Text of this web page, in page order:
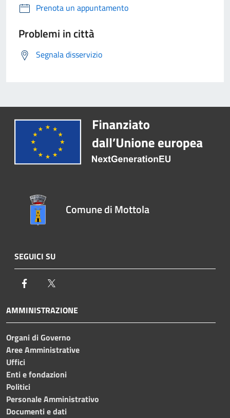
Prenota un appuntamento
Problemi in città
Segnala disservizio
Comune di Mottola
SEGUICI SU
Facebook
AMMINISTRAZIONE
Organi di Governo
Aree Amministrative
Uffici
Enti e fondazioni
Politici
Personale Amministrativo
Documenti e dati